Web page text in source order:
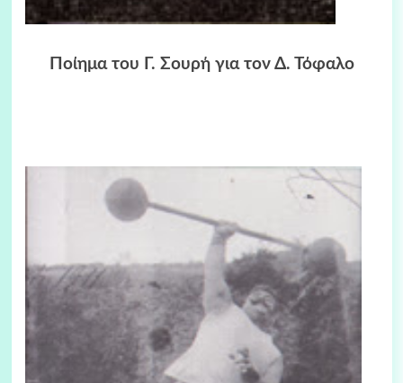
Ποίημα του Γ. Σουρή για τον Δ. Τόφαλο